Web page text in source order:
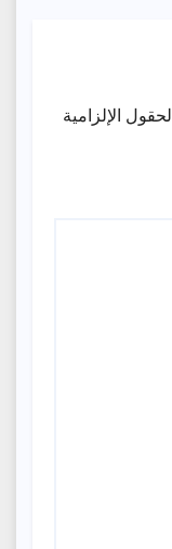
الحقول الإلزامية